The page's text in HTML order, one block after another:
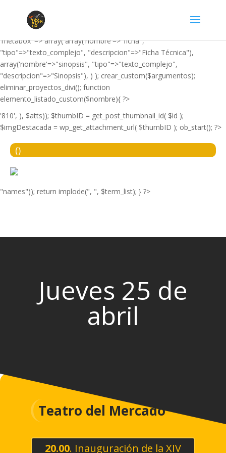
false, 'label' => 'Película', 'taxonomia_propia' =>
array('nombre'=>"tipo_pelicula", "descripcion"=>"Tipo de película"),
'metabox' => array( array('nombre'=>"ficha",
"tipo"=>"texto_complejo", "descripcion"=>"Ficha Técnica"),
array('nombre'=>"sinopsis", "tipo"=>"texto_complejo",
"descripcion"=>"Sinopsis"), ) ); crear_custom($argumentos);
eliminar_proyectos_divi(); function
elemento_listado_custom($nombre){ ?>
'810', ), $atts)); $thumbID = get_post_thumbnail_id( $id );
$imgDestacada = wp_get_attachment_url( $thumbID ); ob_start(); ?>
()
"names")); return implode(", ", $term_list); } ?>
Jueves 25 de
abril
Teatro del Mercado
20.00. Inauguración de la XIV